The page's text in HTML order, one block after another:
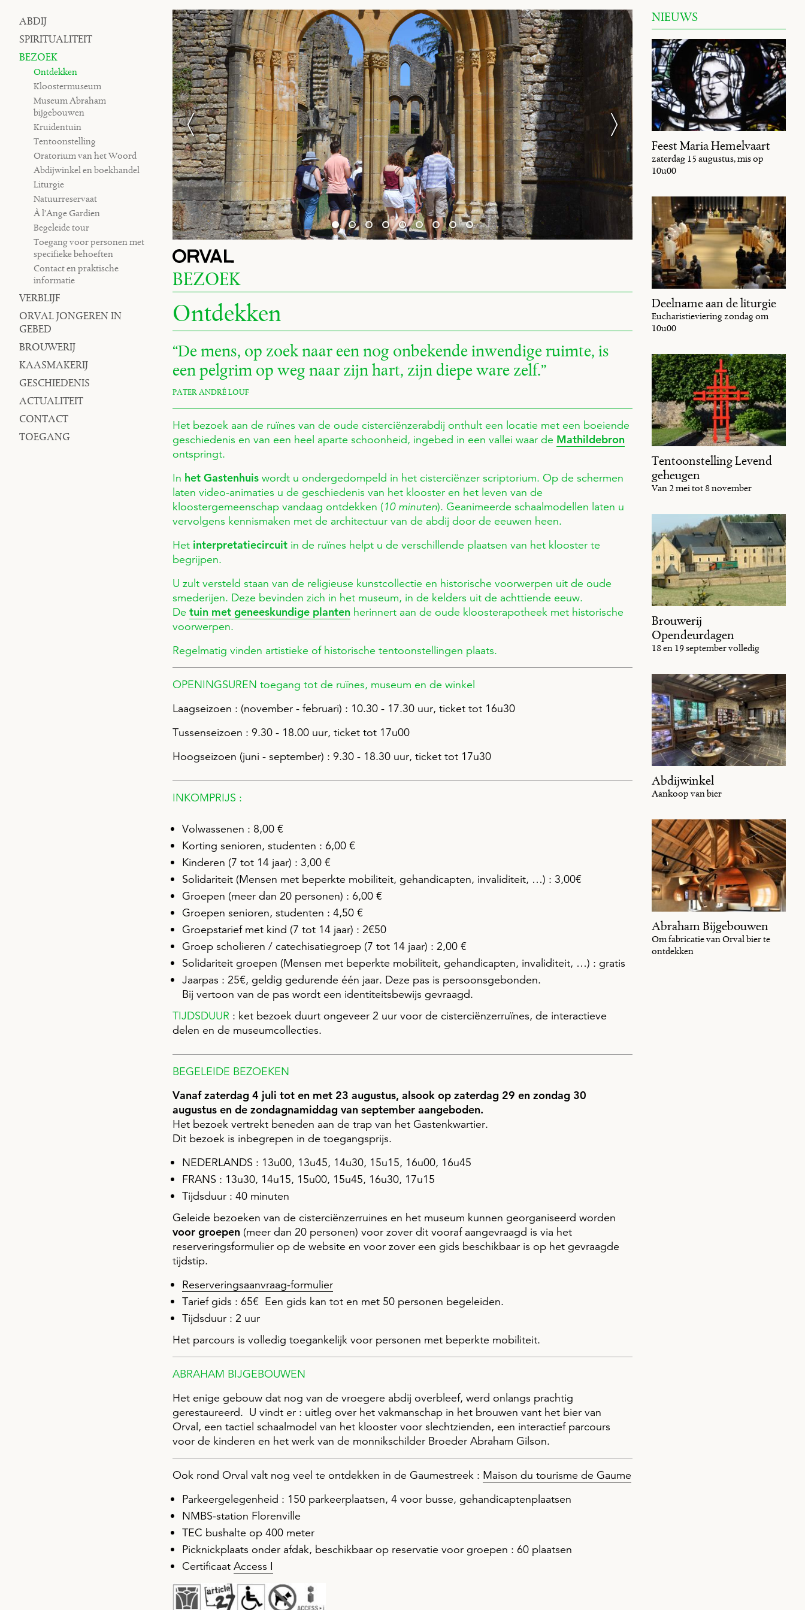
Navigation
ABDIJ
SPIRITUALITEIT
BEZOEK
Ontdekken
Kloostermuseum
Museum Abraham
bijgebouwen
Kruidentuin
Tentoonstelling
Oratorium van het Woord
Abdijwinkel en boekhandel
Liturgie
Natuurreservaat
À l’Ange Gardien
Begeleide tour
Toegang voor personen met
specifieke behoeften
Contact en praktische
informatie
VERBLIJF
ORVAL JONGEREN IN
GEBED
BROUWERIJ
KAASMAKERIJ
GESCHIEDENIS
ACTUALITEIT
CONTACT
TOEGANG
BEZOEK
Ontdekken
De mens, op zoek naar een nog onbekende inwendige ruimte, is
een pelgrim op weg naar zijn hart, zijn diepe ware zelf.
PATER ANDRÉ LOUF
Het bezoek aan de ruïnes van de oude cisterciënzerabdij onthult een locatie met een boeiende
geschiedenis en van een heel aparte schoonheid, ingebed in een vallei waar de Mathildebron
ontspringt.
In het Gastenhuis wordt u ondergedompeld in het cisterciënzer scriptorium. Op de schermen
laten video-animaties u de geschiedenis van het klooster en het leven van de
kloostergemeenschap vandaag ontdekken (10 minuten). Geanimeerde schaalmodellen laten u
vervolgens kennismaken met de architectuur van de abdij door de eeuwen heen.
Het interpretatiecircuit in de ruïnes helpt u de verschillende plaatsen van het klooster te
begrijpen.
U zult versteld staan van de religieuse kunstcollectie en historische voorwerpen uit de oude
smederijen. Deze bevinden zich in het museum, in de kelders uit de achttiende eeuw.
De tuin met geneeskundige planten herinnert aan de oude kloosterapotheek met historische
voorwerpen.
Regelmatig vinden artistieke of historische tentoonstellingen plaats.
OPENINGSUREN toegang tot de ruïnes, museum en de winkel
Laagseizoen : (november - februari) : 10.30 - 17.30 uur, ticket tot 16u30
Tussenseizoen : 9.30 - 18.00 uur, ticket tot 17u00
Hoogseizoen (juni - september) : 9.30 - 18.30 uur, ticket tot 17u30
INKOMPRIJS :
Volwassenen : 8,00 €
Korting senioren, studenten : 6,00 €
Kinderen (7 tot 14 jaar) : 3,00 €
Solidariteit (Mensen met beperkte mobiliteit, gehandicapten, invaliditeit, …) : 3,00€
Groepen (meer dan 20 personen) : 6,00 €
Groepen senioren, studenten : 4,50 €
Groepstarief met kind (7 tot 14 jaar) : 2€50
Groep scholieren / catechisatiegroep (7 tot 14 jaar) : 2,00 €
Solidariteit groepen (Mensen met beperkte mobiliteit, gehandicapten, invaliditeit, …) : gratis
Jaarpas : 25€, geldig gedurende één jaar. Deze pas is persoonsgebonden.
Bij vertoon van de pas wordt een identiteitsbewijs gevraagd.
TIJDSDUUR : ket bezoek duurt ongeveer 2 uur voor de cisterciënzerruïnes, de interactieve
delen en de museumcollecties.
BEGELEIDE BEZOEKEN
Vanaf zaterdag 4 juli tot en met 23 augustus, alsook op zaterdag 29 en zondag 30
augustus en de zondagnamiddag van september aangeboden.
Het bezoek vertrekt beneden aan de trap van het Gastenkwartier.
Dit bezoek is inbegrepen in de toegangsprijs.
NEDERLANDS : 13u00, 13u45, 14u30, 15u15, 16u00, 16u45
FRANS : 13u30, 14u15, 15u00, 15u45, 16u30, 17u15
Tijdsduur : 40 minuten
Geleide bezoeken van de cisterciënzerruines en het museum kunnen georganiseerd worden
voor groepen (meer dan 20 personen) voor zover dit vooraf aangevraagd is via het
reserveringsformulier op de website en voor zover een gids beschikbaar is op het gevraagde
tijdstip.
Reserveringsaanvraag-formulier
Tarief gids : 65€ Een gids kan tot en met 50 personen begeleiden.
Tijdsduur : 2 uur
Het parcours is volledig toegankelijk voor personen met beperkte mobiliteit.
ABRAHAM BIJGEBOUWEN
Het enige gebouw dat nog van de vroegere abdij overbleef, werd onlangs prachtig
gerestaureerd. U vindt er : uitleg over het vakmanschap in het brouwen vant het bier van
Orval, een tactiel schaalmodel van het klooster voor slechtzienden, een interactief parcours
voor de kinderen en het werk van de monnikschilder Broeder Abraham Gilson.
Ook rond Orval valt nog veel te ontdekken in de Gaumestreek : Maison du tourisme de Gaume
Parkeergelegenheid : 150 parkeerplaatsen, 4 voor busse, gehandicaptenplaatsen
NMBS-station Florenville
TEC bushalte op 400 meter
Picknickplaats onder afdak, beschikbaar op reservatie voor groepen : 60 plaatsen
Certificaat Access I
NIEUWS
Feest Maria Hemelvaart
zaterdag 15 augustus, mis op
10u00
Deelname aan de liturgie
Eucharistieviering zondag om
10u00
Tentoonstelling Levend
geheugen
Van 2 mei tot 8 november
Brouwerij
Opendeurdagen
18 en 19 september volledig
Abdijwinkel
Aankoop van bier
Abraham Bijgebouwen
Om fabricatie van Orval bier te
ontdekken